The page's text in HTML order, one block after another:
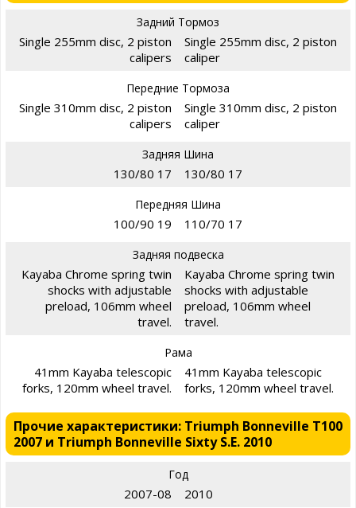
Задний Тормоз
Single 255mm disc, 2 piston
calipers
Single 255mm disc, 2 piston
caliper
Передние Тормоза
Single 310mm disc, 2 piston
calipers
Single 310mm disc, 2 piston
caliper
Задняя Шина
130/80 17 130/80 17
Передняя Шина
100/90 19 110/70 17
Задняя подвеска
Kayaba Chrome spring twin
shocks with adjustable
preload, 106mm wheel
travel.
Kayaba Chrome spring twin
shocks with adjustable
preload, 106mm wheel
travel.
Рама
41mm Kayaba telescopic
forks, 120mm wheel travel.
41mm Kayaba telescopic
forks, 120mm wheel travel.
Прочие характеристики: Triumph Bonneville T100
2007 и Triumph Bonneville Sixty S.E. 2010
Год
2007-08 2010